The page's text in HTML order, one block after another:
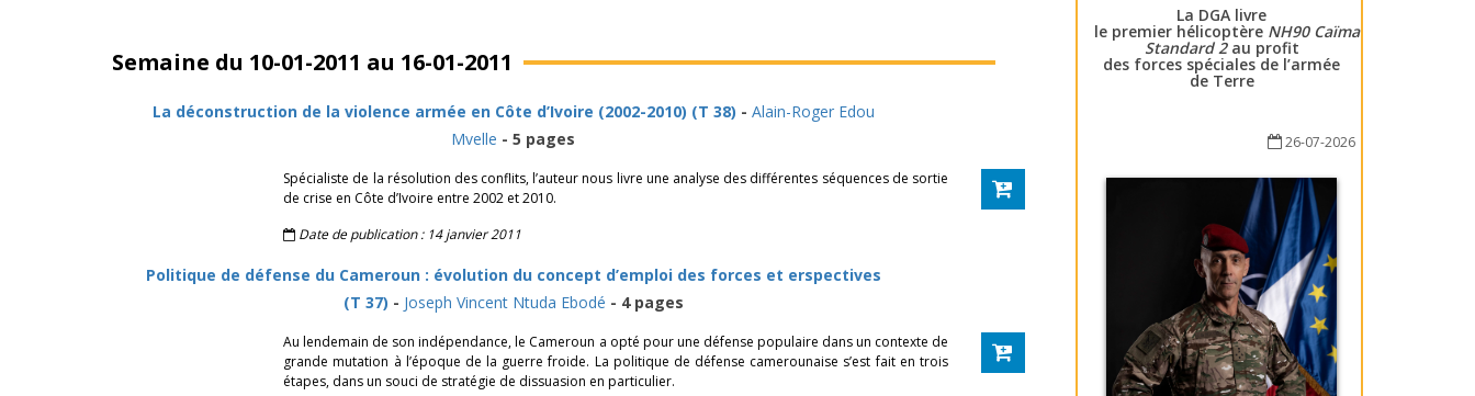
Semaine du 10-01-2011 au 16-01-2011
La déconstruction de la violence armée en Côte d’Ivoire (2002-2010) (T 38) - Alain-Roger Edou
Mvelle - 5 pages
Spécialiste de la résolution des conflits, l’auteur nous livre une analyse des différentes séquences de sortie
de crise en Côte d’Ivoire entre 2002 et 2010.
Date de publication : 14 janvier 2011
Politique de défense du Cameroun : évolution du concept d’emploi des forces et erspectives
(T 37) - Joseph Vincent Ntuda Ebodé - 4 pages
Au lendemain de son indépendance, le Cameroun a opté pour une défense populaire dans un contexte de
grande mutation à l’époque de la guerre froide. La politique de défense camerounaise s’est fait en trois
étapes, dans un souci de stratégie de dissuasion en particulier.
La DGA livre
le premier hélicoptère NH90 Caïman
Standard 2au profit
des forces spéciales de l’armée
de Terre
26-07-2026